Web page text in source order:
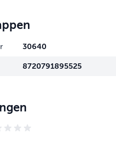
30640
8720791895525